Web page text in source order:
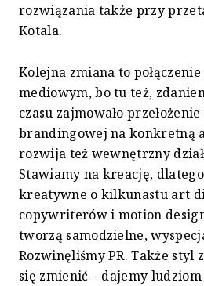
rozwiązania także przy
Kotala.
Kolejna zmiana to
mediowym, bo tu też,
czasu zajmowało
brandingowej na konkretną
rozwija też wewnętrzny
Stawiamy na kreację,
kreatywne o kilkunastu art
copywriterów i motion
tworzą samodzielne,
Rozwinęliśmy PR. Także styl
się zmienić – dajemy